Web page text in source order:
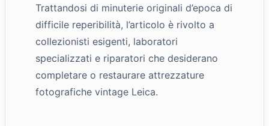
Trattandosi di minuterie originali d’epoca di
difficile reperibilità, l’articolo è rivolto a
collezionisti esigenti, laboratori
specializzati e riparatori che desiderano
completare o restaurare attrezzature
fotografiche vintage Leica.